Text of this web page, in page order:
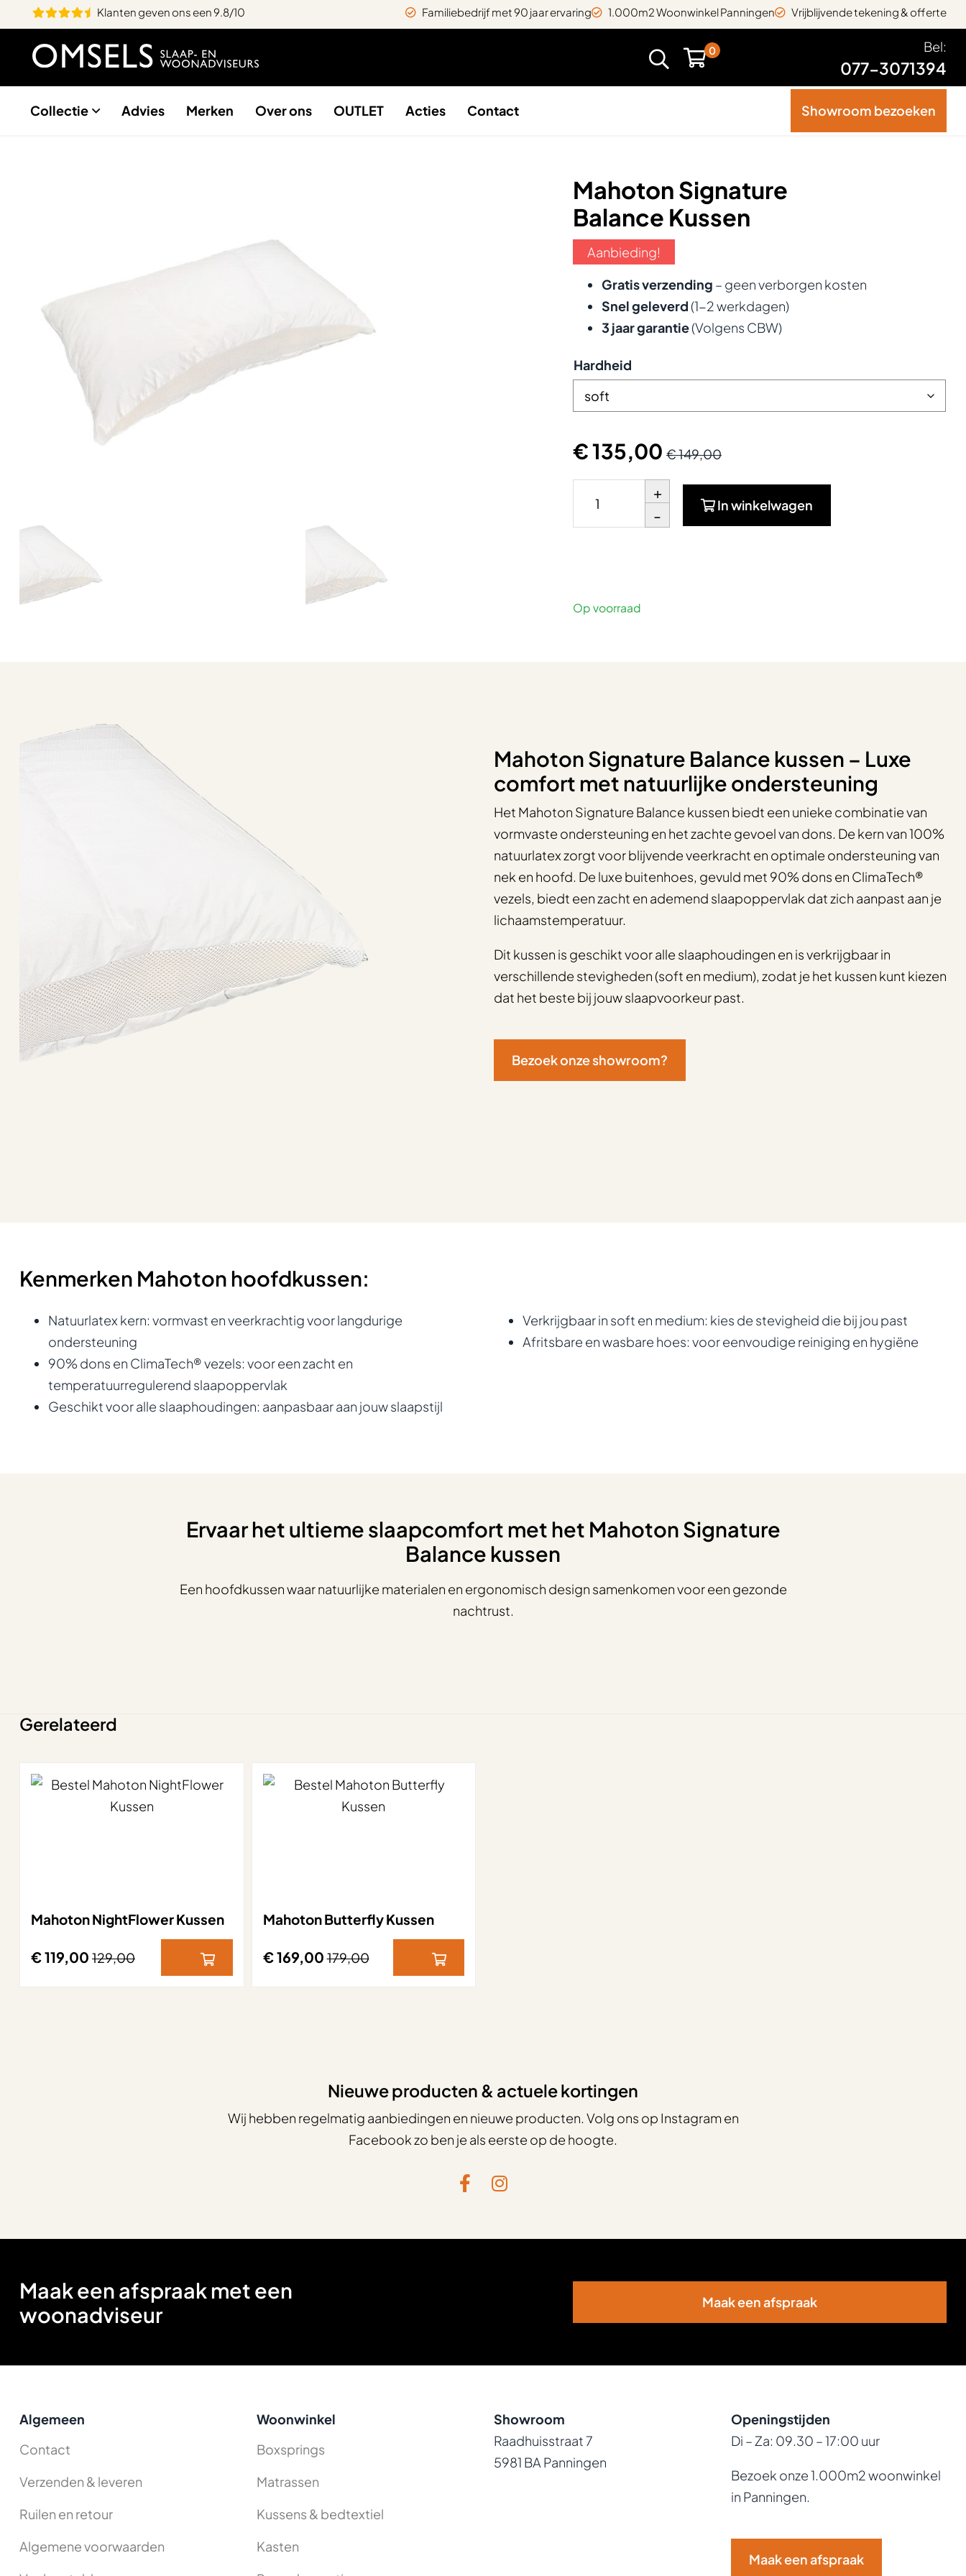
Klanten geven ons een 9.8/10 Vrijblijvende tekening & offerte
1.000m2 Woonwinkel Panningen
Familiebedrijf met 90 jaar ervaring
0 Bel:
077-3071394
Collectie Advies Merken Over ons OUTLET Acties Contact Showroom bezoeken
Mahoton Signature
Balance Kussen
Aanbieding!
Gratis verzending – geen verborgen kosten
Snel geleverd(1-2 werkdagen)
3 jaar garantie(Volgens CBW)
Hardheid
€ 135,00 € 149,00
+
- In winkelwagen
Op voorraad
Mahoton Signature Balance kussen – Luxe
comfort met natuurlijke ondersteuning
Het Mahoton Signature Balance kussen biedt een unieke combinatie van
vormvaste ondersteuning en het zachte gevoel van dons. De kern van 100%
natuurlatex zorgt voor blijvende veerkracht en optimale ondersteuning van
nek en hoofd. De luxe buitenhoes, gevuld met 90% dons en ClimaTech®
vezels, biedt een zacht en ademend slaapoppervlak dat zich aanpast aan je
lichaamstemperatuur.
Dit kussen is geschikt voor alle slaaphoudingen en is verkrijgbaar in
verschillende stevigheden (soft en medium), zodat je het kussen kunt kiezen
dat het beste bij jouw slaapvoorkeur past.
Bezoek onze showroom?
Kenmerken Mahoton hoofdkussen:
Natuurlatex kern: vormvast en veerkrachtig voor langdurige
ondersteuning
90% dons en ClimaTech® vezels: voor een zacht en
temperatuurregulerend slaapoppervlak
Geschikt voor alle slaaphoudingen: aanpasbaar aan jouw slaapstijl
Verkrijgbaar in soft en medium: kies de stevigheid die bij jou past
Afritsbare en wasbare hoes: voor eenvoudige reiniging en hygiëne
Ervaar het ultieme slaapcomfort met het Mahoton Signature
Balance kussen
Een hoofdkussen waar natuurlijke materialen en ergonomisch design samenkomen voor een gezonde
nachtrust.
Gerelateerd
Mahoton NightFlower Kussen
€ 119,00 129,00
Mahoton Butterfly Kussen
€ 169,00179,00
Nieuwe producten & actuele kortingen
Wij hebben regelmatig aanbiedingen en nieuwe producten. Volg ons op Instagram en
Facebook zo ben je als eerste op de hoogte.
Maak een afspraak met een
woonadviseur
Maak een afspraak
Algemeen
Contact
Verzenden & leveren
Ruilen en retour
Algemene voorwaarden
Woonwinkel
Boxsprings
Matrassen
Kussens & bedtextiel
Kasten
Showroom
Raadhuisstraat 7
5981 BA Panningen
Openingstijden
Di – Za: 09.30 – 17:00 uur
Bezoek onze 1.000m2 woonwinkel
in Panningen.
Maak een afspraak